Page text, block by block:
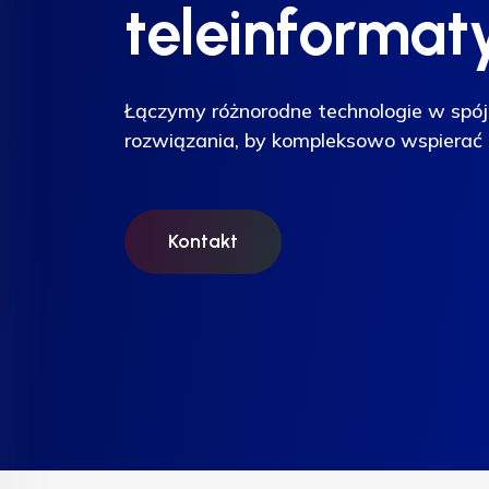
Łączymy różnorodne technologie w
rozwiązania, by kompleksowo
Kontakt
Łączymy różnorodne technologie w
rozwiązania, by kompleksowo
Kontakt
Łączymy różnorodne technologie w
rozwiązania, by kompleksowo
Kontakt